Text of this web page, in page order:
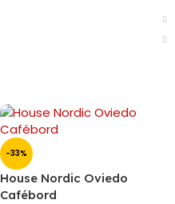
-33%
House Nordic Oviedo
Cafébord